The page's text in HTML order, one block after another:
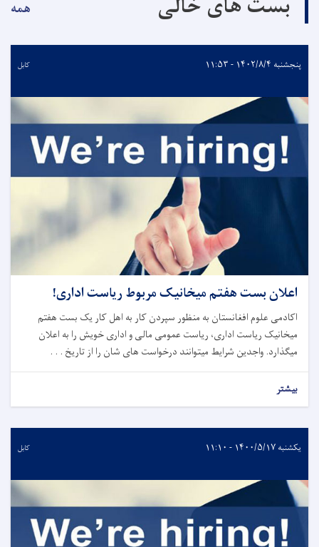
بست های خالی همه
پنجشنبه ۱۴۰۲/۸/۴ - ۱۱:۵۳ کابل
اعلان بست هفتم میخانیک مربوط ریاست اداری!
اکادمی علوم افغانستان به منظور سپردن کار به اهل کار یک بست هفتم
میخانیک ریاست اداری، ریاست عمومی مالی و اداری خویش را به اعلان
میگذارد. واجدین شرایط میتوانند درخواست های شان را از تاریخ . . .
بیشتر
یکشنبه ۱۴۰۰/۵/۱۷ - ۱۱:۱۰ کابل